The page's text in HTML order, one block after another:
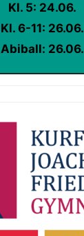
Kl. 5: 24.06.
Kl. 6-11: 26.06.
Abiball: 26.06.